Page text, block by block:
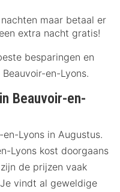
maar betaal er
extra nacht gratis!
besparingen en
en-Lyons.
Beauvoir-en-
Lyons in Augustus.
Lyons kost doorgaans
de prijzen vaak
vindt al geweldige